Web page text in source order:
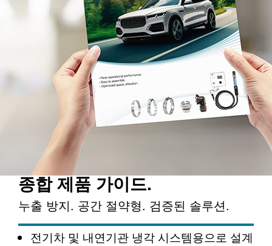
종합 제품 가이드.
누출 방지. 공간 절약형. 검증된 솔루션.
전기차 및 내연기관 냉각 시스템용으로 설계